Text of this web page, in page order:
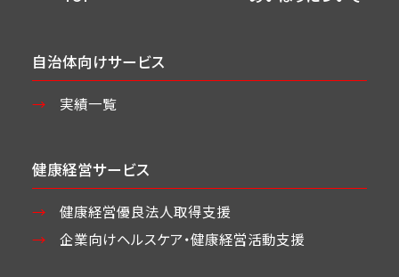
自治体向けサービス
実績一覧
健康経営サービス
健康経営優良法人取得支援
企業向けヘルスケア・健康経営活動支援